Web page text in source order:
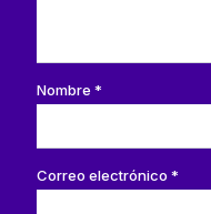
Nombre *
Correo electrónico *